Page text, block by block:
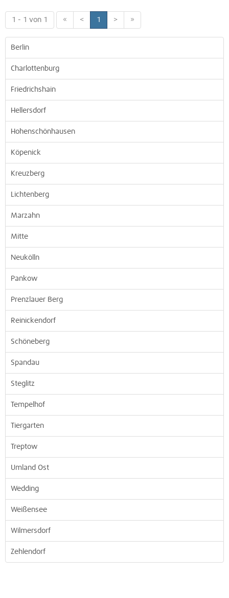
1 - 1 von 1 « < 1 > »
Berlin
Charlottenburg
Friedrichshain
Hellersdorf
Hohenschönhausen
Köpenick
Kreuzberg
Lichtenberg
Marzahn
Mitte
Neukölln
Pankow
Prenzlauer Berg
Reinickendorf
Schöneberg
Spandau
Steglitz
Tempelhof
Tiergarten
Treptow
Umland Ost
Wedding
Weißensee
Wilmersdorf
Zehlendorf